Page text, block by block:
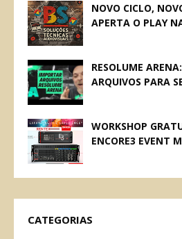
NOVO CICLO,
APERTA O PLAY
RESOLUME
ARQUIVOS PARA
WORKSHOP
ENCORE3 EVENT
CATEGORIAS